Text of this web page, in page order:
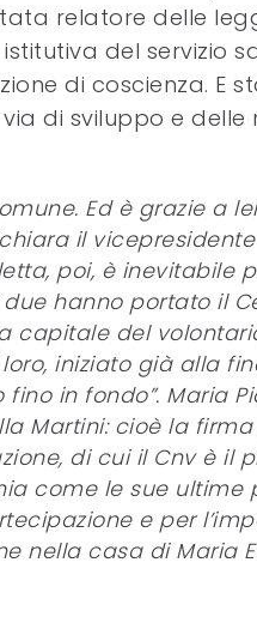
relatore delle
del servizio
di coscienza. E
di sviluppo e
Ed è grazie a
il
poi, è inevitabile
hanno portato il
capitale del
iniziato già alla
in fondo”. Maria
Martini: cioè la
di cui il Cnv è il
come le sue ultime
e per
nella casa di Maria